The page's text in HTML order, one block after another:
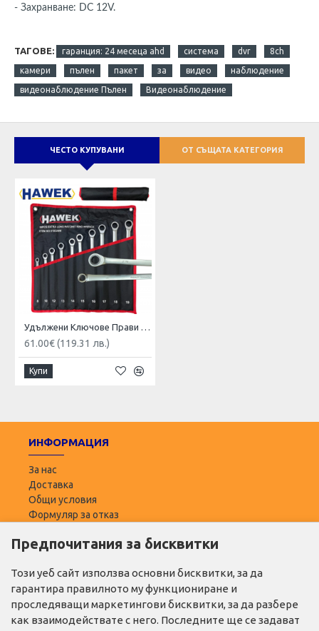
- Захранване: DC 12V.
ТАГОВЕ: гаранция: 24 месеца ahd система dvr 8ch
камери пълен пакет за видео наблюдение
видеонаблюдение Пълен Видеонаблюдение
ЧЕСТО КУПУВАНИ ОТ СЪЩАТА КАТЕГОРИЯ
Удължени Ключове Прави Лули с Тресчотка 8-19мм HAWEK 51022RW
61.00€ (119.31 лв.)
Купи
ИНФОРМАЦИЯ
За нас
Доставка
Общи условия
Формуляр за отказ
ПОТРЕБИТЕЛ
Моят профил
ПОЛЕЗНО
Предпочитания за бисквитки
Този уеб сайт използва основни бисквитки, за да
гарантира правилното му функциониране и
проследяващи маркетингови бисквитки, за да разбере
как взаимодействате с него. Последните ще се задават